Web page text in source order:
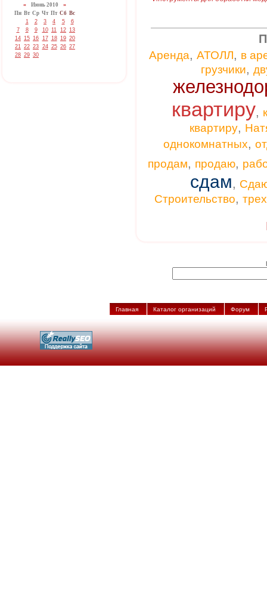
« Июнь 2010 »
Пн Вт Ср Чт Пт Сб Вс
1
2 3 4 5
6
7
8 9 10 11 12 13
14 15 16 17 18 19 20
21 22 23 24 25 26 27
28 29 30 Аренда, АТОЛЛ, в
грузчики,
квартиру,
квартиру,
однокомнатных,
продам, продаю,
сдам,
Строительство,
Главная Каталог организаций Форум